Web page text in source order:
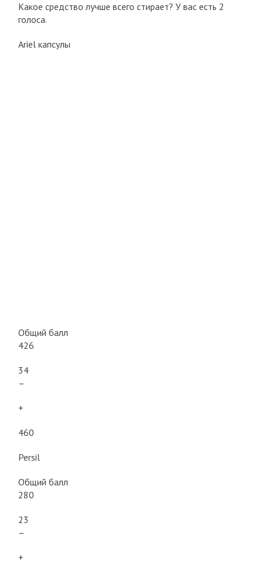
Какое средство лучше всего стирает? У вас есть 2
голоса.
Ariel капсулы
Общий балл
426
34
–
+
460
Persil
Общий балл
280
23
–
+